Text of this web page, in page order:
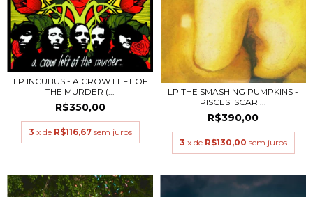
LP INCUBUS - A CROW LEFT OF
THE MURDER (...
R$350,00
3 x de R$116,67 sem juros
LP THE SMASHING PUMPKINS -
PISCES ISCARI...
R$390,00
3 x de R$130,00 sem juros